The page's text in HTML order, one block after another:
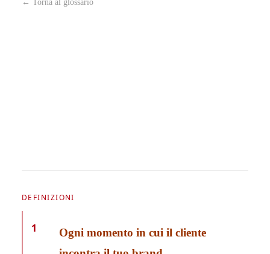
← Torna al glossario
DEFINIZIONI
1
Ogni momento in cui il cliente